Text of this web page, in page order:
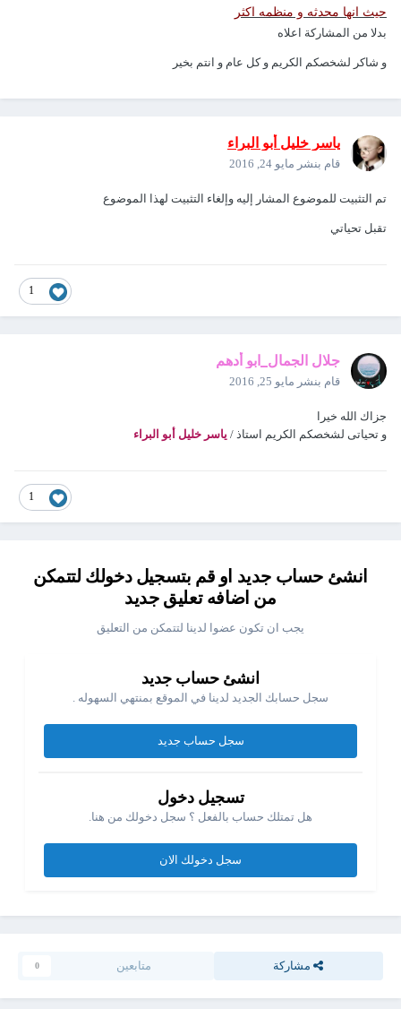
حيث انها محدثه و منظمه اكثر
بدلا من المشاركة اعلاه
و شاكر لشخصكم الكريم و كل عام و انتم بخير
ياسر خليل أبو البراء
قام بنشر مايو 24, 2016
تم التثبيت للموضوع المشار إليه وإلغاء التثبيت لهذا الموضوع
تقبل تحياتي
1
جلال الجمال_ابو أدهم
قام بنشر مايو 25, 2016
جزاك الله خيرا
و تحياتى لشخصكم الكريم استاذ /ياسر خليل أبو البراء
1
انشئ حساب جديد او قم بتسجيل دخولك لتتمكن
من اضافه تعليق جديد
يجب ان تكون عضوا لدينا لتتمكن من التعليق
انشئ حساب جديد
سجل حسابك الجديد لدينا في الموقع بمنتهي السهوله .
سجل حساب جديد
تسجيل دخول
هل تمتلك حساب بالفعل ؟ سجل دخولك من هنا.
سجل دخولك الان
مشاركة متابعين 0